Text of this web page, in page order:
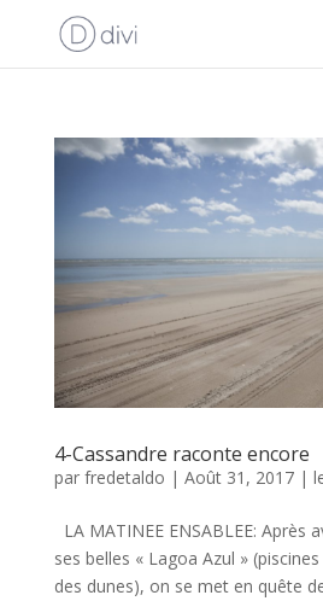
4-Cassandre raconte encore
par fredetaldo | Août 31, 2017|
LA MATINEE ENSABLEE: Après
ses belles « Lagoa Azul »
des dunes), on se met en quête